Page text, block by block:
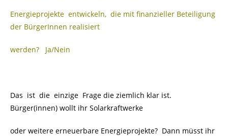
Energieprojekte entwickeln, die mit finanzieller Beteiligung
der BürgerInnen realisiert
werden? Ja/Nein
Das ist die einzige Frage die ziemlich klar ist.
Bürger(innen) wollt ihr Solarkraftwerke
oder weitere erneuerbare Energieprojekte? Dann müsst ihr